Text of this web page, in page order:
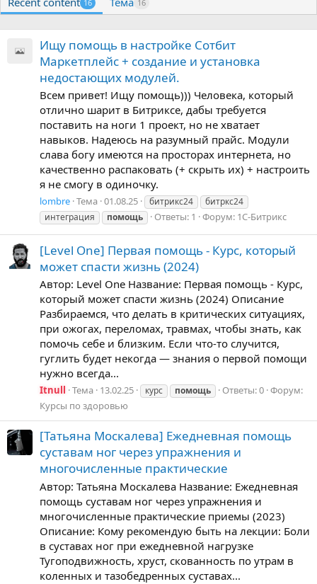
16 16
Ищу помощь в настройке Сотбит
Маркетплейс + создание и установка
недостающих модулей.
Всем привет! Ищу помощь))) Человека, который
отлично шарит в Битриксе, дабы требуется
поставить на ноги 1 проект, но не хватает
навыков. Надеюсь на разумный прайс. Модули
слава богу имеются на просторах интернета, но
качественно распаковать (+ скрыть их) + настроить
я не смогу в одиночку.
lombre Тема 01.08.25 битрикс24
битркс24
интеграция
помощь Ответы: 1 Форум: 1С-Битрикс
[Level One] Первая помощь - Курс, который
может спасти жизнь (2024)
Автор: Level One Название: Первая помощь - Курс,
который может спасти жизнь (2024) Описание
Разбираемся, что делать в критических ситуациях,
при ожогах, переломах, травмах, чтобы знать, как
помочь себе и близким. Если что-то случится,
гуглить будет некогда — знания о первой помощи
нужно всегда...
Itnull Тема 13.02.25 курс помощь Ответы: 0 Форум:
Курсы по здоровью
[Татьяна Москалева] Ежедневная помощь
суставам ног через упражнения и
многочисленные практические
Автор: Татьяна Москалева Название: Ежедневная
помощь суставам ног через упражнения и
многочисленные практические приемы (2023)
Описание: Кому рекомендую быть на лекции: Боли
в суставах ног при ежедневной нагрузке
Тугоподвижность, хруст, скованность по утрам в
коленных и тазобедренных суставах...